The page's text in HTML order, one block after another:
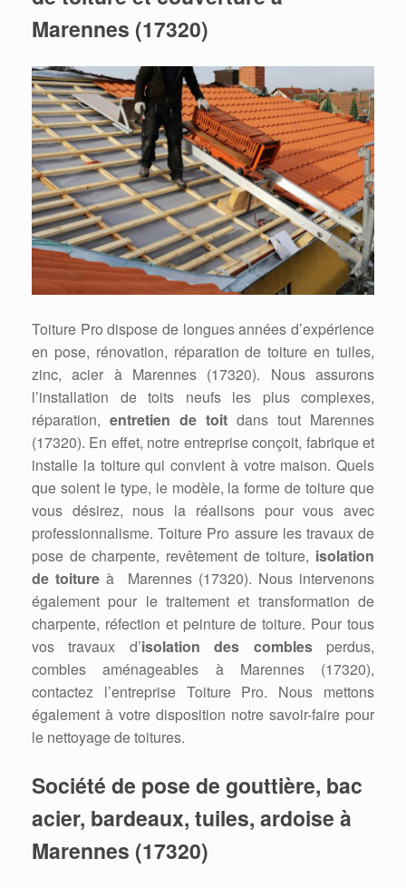
Marennes (17320)
Toiture Pro dispose de longues années d’expérience
en pose, rénovation, réparation de toiture en tuiles,
zinc, acier à Marennes (17320). Nous assurons
l’installation de toits neufs les plus complexes,
réparation, entretien de toit dans tout Marennes
(17320). En effet, notre entreprise conçoit, fabrique et
installe la toiture qui convient à votre maison. Quels
que soient le type, le modèle, la forme de toiture que
vous désirez, nous la réalisons pour vous avec
professionnalisme. Toiture Pro assure les travaux de
pose de charpente, revêtement de toiture, isolation
de toiture à Marennes (17320). Nous intervenons
également pour le traitement et transformation de
charpente, réfection et peinture de toiture. Pour tous
vos travaux d’isolation des comblesperdus,
combles aménageables à Marennes (17320),
contactez l’entreprise Toiture Pro. Nous mettons
également à votre disposition notre savoir-faire pour
le nettoyage de toitures.
Société de pose de gouttière, bac
acier, bardeaux, tuiles, ardoise à
Marennes (17320)